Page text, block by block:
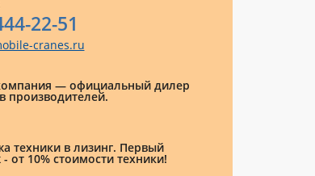
22-51
cranes.ru
— официальный дилер
производителей.
техники в лизинг. Первый
от 10% стоимости техники!